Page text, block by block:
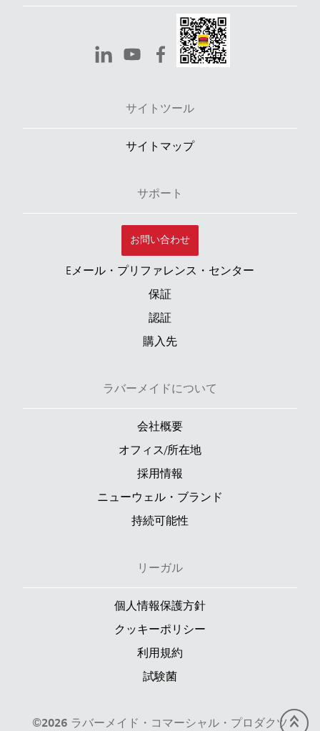
サイトツール
サイトマップ
サポート
お問い合わせ
Eメール・プリファレンス・センター
保証
認証
購入先
ラバーメイドについて
会社概要
オフィス/所在地
採用情報
ニューウェル・ブランド
持続可能性
リーガル
個人情報保護方針
クッキーポリシー
利用規約
試験菌
©2026 ラバーメイド・コマーシャル・プロダクツ